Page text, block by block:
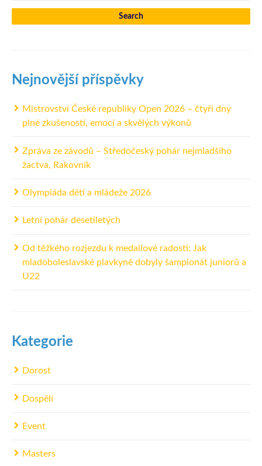
Nejnovější příspěvky
Mistrovství České republiky Open 2026 – čtyři dny
plné zkušeností, emocí a skvělých výkonů
Zpráva ze závodů – Středočeský pohár nejmladšího
žactva, Rakovník
Olympiáda dětí a mládeže 2026
Letní pohár desetiletých
Od těžkého rozjezdu k medailové radosti: Jak
mladoboleslavské plavkyně dobyly šampionát juniorů a
U22
Kategorie
Dorost
Dospělí
Event
Masters